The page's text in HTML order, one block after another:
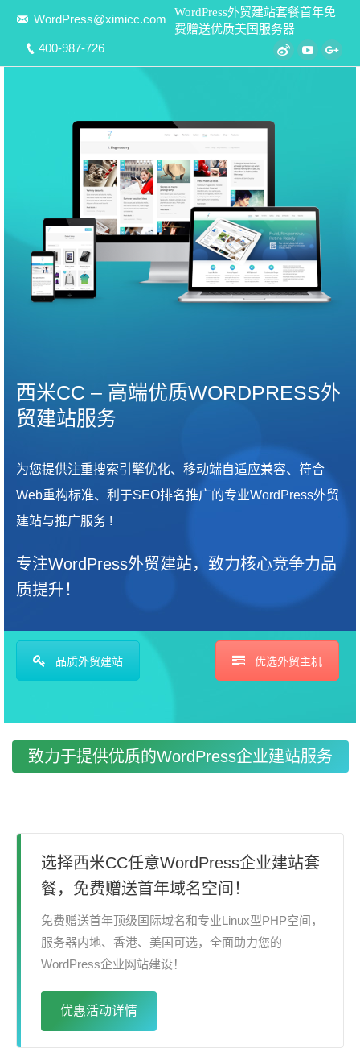
WordPress@ximicc.com
400-987-726
WordPress外贸建站套餐首年免
费赠送优质美国服务器
WeiboYouTube
西米CC – 高端优质WORDPRESS外
贸建站服务
为您提供注重搜索引擎优化、移动端自适应兼容、符合
Web重构标准、利于SEO排名推广的专业WordPress外贸
建站与推广服务 !
专注WordPress外贸建站，致力核心竞争力品
质提升！
品质外贸建站 优选外贸主机
致力于提供优质的WordPress企业建站服务
选择西米CC任意WordPress企业建站套
餐，免费赠送首年域名空间！
免费赠送首年顶级国际域名和专业Linux型PHP空间，
服务器内地、香港、美国可选，全面助力您的
WordPress企业网站建设！
优惠活动详情